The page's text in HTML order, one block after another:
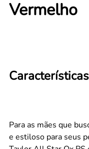
Vermelho
Características
Para as mães que
e estiloso para seus